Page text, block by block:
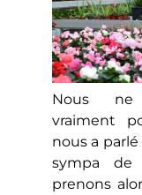
Nous ne
vraiment
nous a parlé
sympa de
prenons